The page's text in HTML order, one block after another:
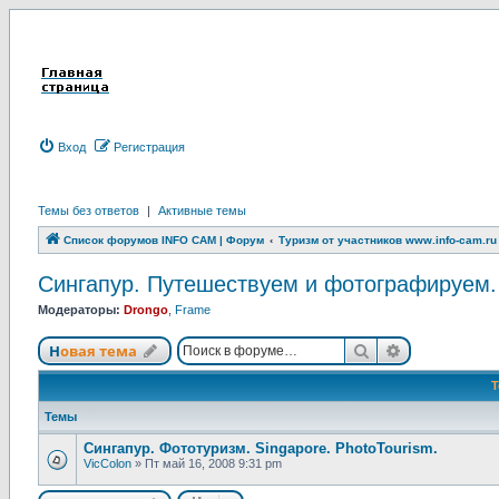
Вход Регистрация
Темы без ответов | Активные темы
Список форумов INFO CAM | Форум Туризм от участников www.info-cam.ru
Сингапур. Путешествуем и
Модераторы: Drongo Frame
Новая тема
Новая тема Поиск
Темы
Сингапур. Фототуризм. Singapore. PhotoTourism.
VicColon » Пт май 16, 2008 9:31 pm